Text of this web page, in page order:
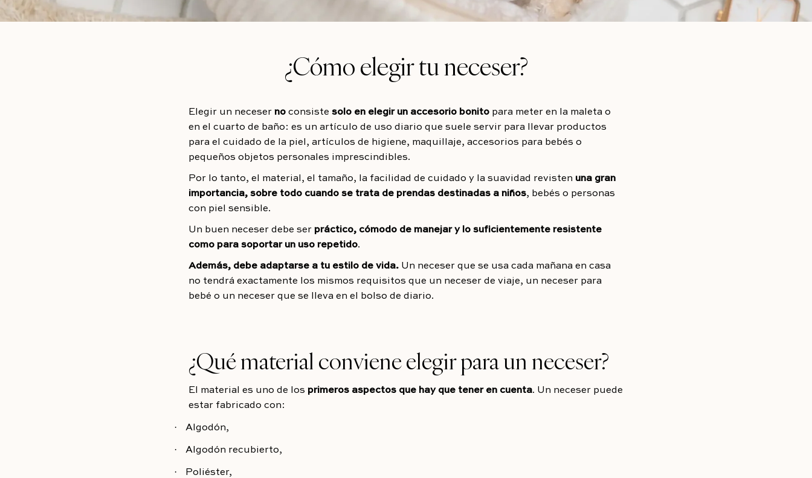
¿Cómo elegir tu neceser?
Elegir un neceser no consiste solo en elegir un accesorio bonito para meter en la maleta o
en el cuarto de baño: es un artículo de uso diario que suele servir para llevar productos
para el cuidado de la piel, artículos de higiene, maquillaje, accesorios para bebés o
pequeños objetos personales imprescindibles.
Por lo tanto, el material, el tamaño, la facilidad de cuidado y la suavidad revisten una gran
importancia, sobre todo cuando se trata de prendas destinadas a niños, bebés o personas
con piel sensible.
Un buen neceser debe ser práctico, cómodo de manejar y lo suficientemente resistente
como para soportar un uso repetido.
Además, debe adaptarse a tu estilo de vida. Un neceser que se usa cada mañana en casa
no tendrá exactamente los mismos requisitos que un neceser de viaje, un neceser para
bebé o un neceser que se lleva en el bolso de diario.
¿Qué material conviene elegir para un neceser?
El material es uno de los primeros aspectos que hay que tener en cuenta. Un neceser puede
estar fabricado con:
· Algodón,
· Algodón recubierto,
· Poliéster,